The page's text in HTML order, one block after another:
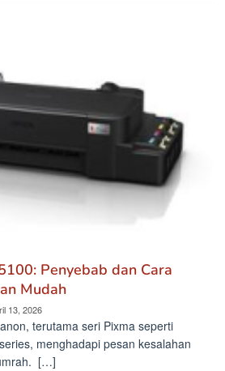
Penyebab dan Cara
Mudah
13, 2026
terutama seri Pixma seperti
menghadapi pesan kesalahan
[…]